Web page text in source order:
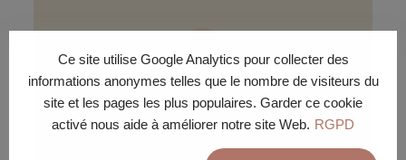
Ce site utilise Google Analytics pour collecter des
informations anonymes telles que le nombre de visiteurs du
site et les pages les plus populaires. Garder ce cookie
activé nous aide à améliorer notre site Web. RGPD
LIVRAISON ÉCO
Livraison gratuite sous 30 jours